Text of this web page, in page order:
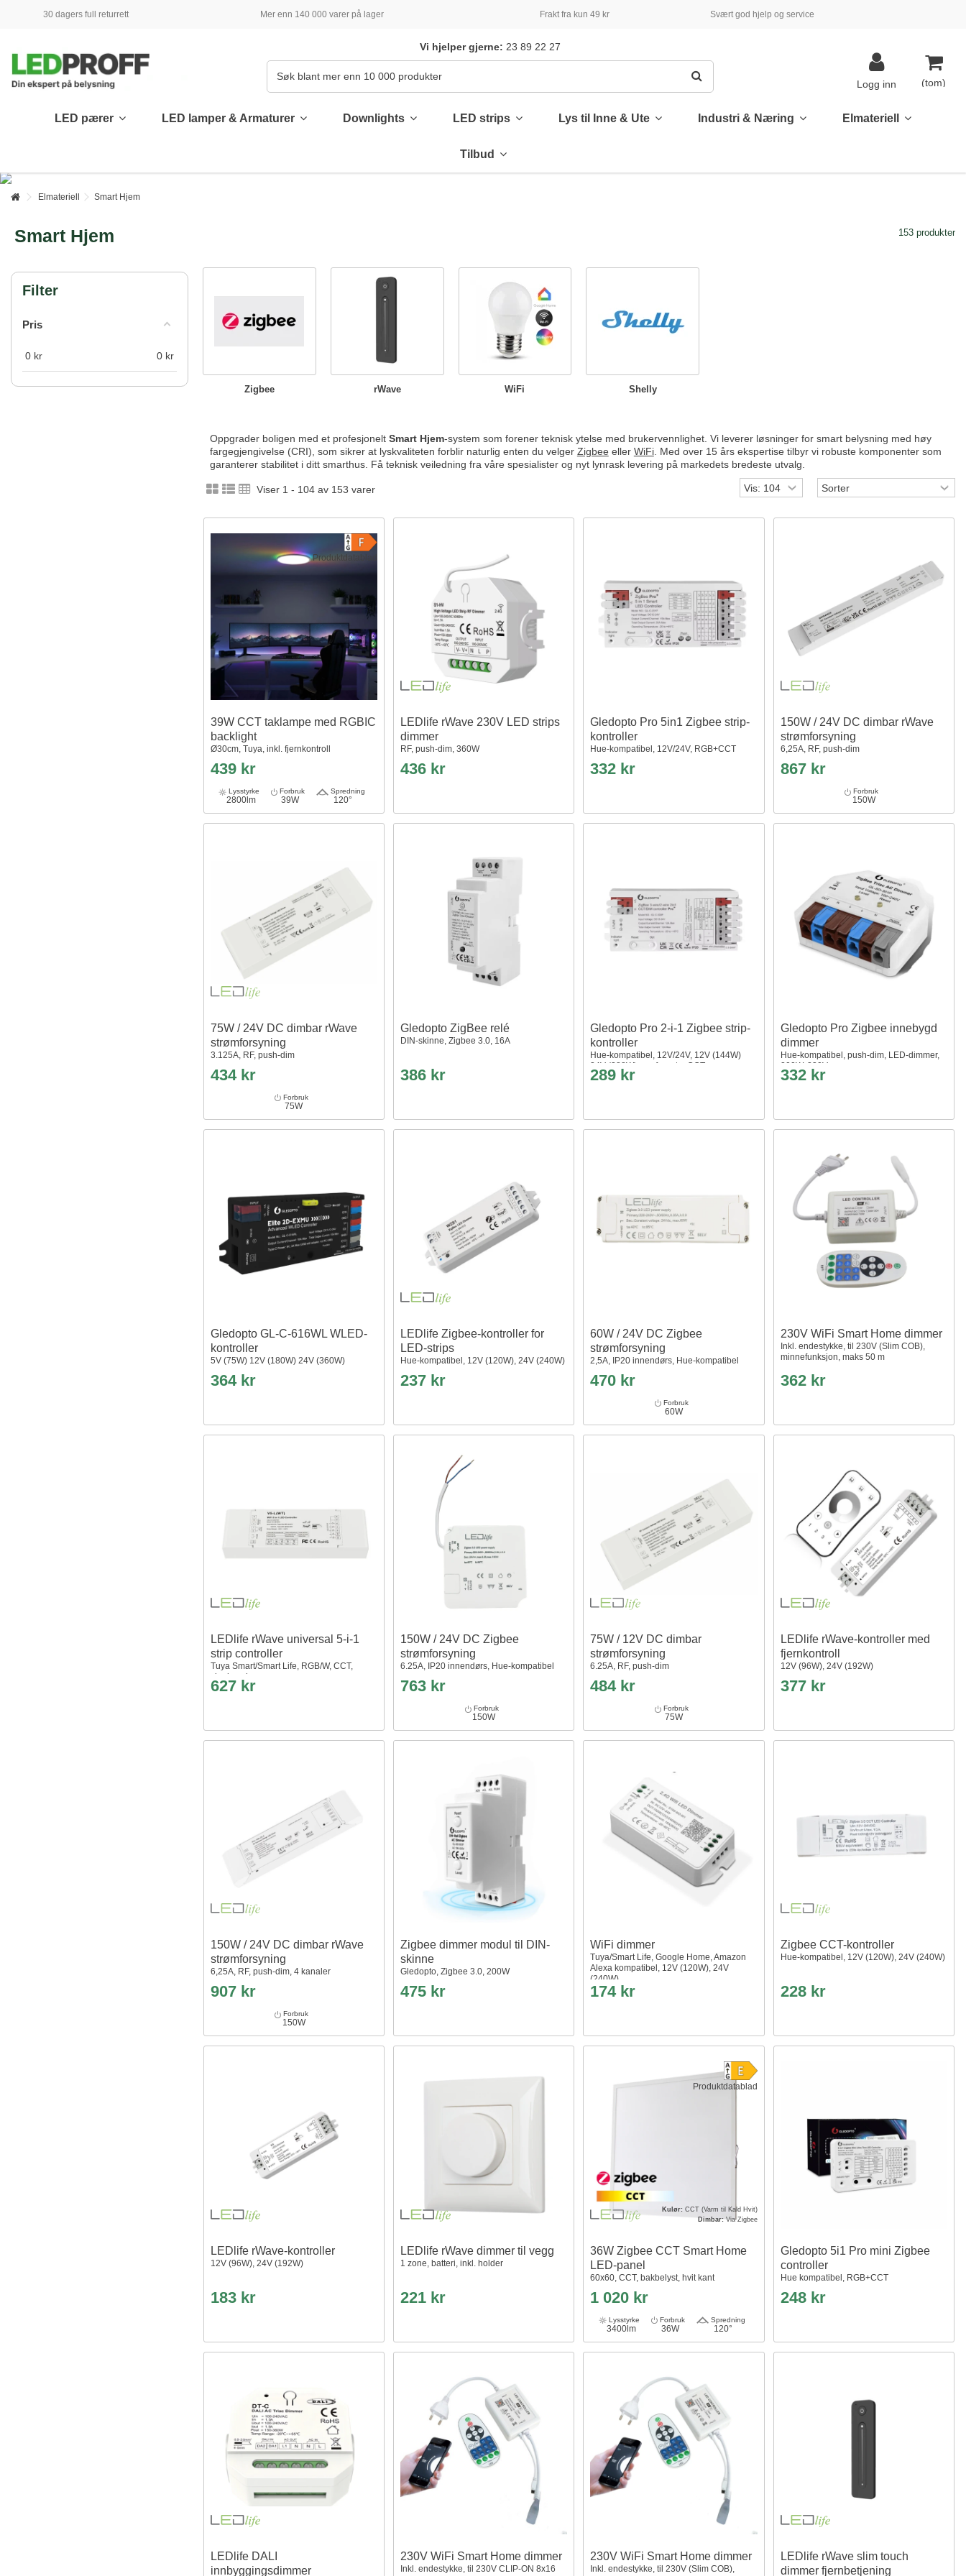
30 dagers full returrett Mer enn 140 000 varer på lager Frakt fra kun 49 kr Svært god hjelp og service
Vi hjelper gjerne: 23 89 22 27
(tom)
Logg inn
LED pærer LED lamper & Armaturer Downlights LED strips Lys til Inne & Ute Industri & Næring Elmateriell
Tilbud
Elmateriell Smart Hjem
Smart Hjem 153 produkter
Zigbee rWave WiFi Shelly
Oppgrader boligen med et profesjonelt Smart Hjem-system som forener teknisk ytelse med brukervennlighet. Vi leverer løsninger for smart belysning med høy
fargegjengivelse (CRI), som sikrer at lyskvaliteten forblir naturlig enten du velger Zigbeeeller WiFi. Med over 15 års ekspertise tilbyr vi robuste komponenter som
garanterer stabilitet i ditt smarthus. Få teknisk veiledning fra våre spesialister og nyt lynrask levering på markedets bredeste utvalg.
Viser 1 - 104 av 153 varer
Produktdatablad
39W CCT taklampe med RGBIC
backlight
Ø30cm, Tuya, inkl. fjernkontroll
439 kr
Lysstyrke
2800lm
Forbruk
39W
Spredning
120°
LEDlife rWave 230V LED strips
dimmer
RF, push-dim, 360W
436 kr
Gledopto Pro 5in1 Zigbee strip-
kontroller
Hue-kompatibel, 12V/24V, RGB+CCT
332 kr
150W / 24V DC dimbar rWave
strømforsyning
6,25A, RF, push-dim
867 kr
Forbruk
150W
75W / 24V DC dimbar rWave
strømforsyning
3.125A, RF, push-dim
434 kr
Forbruk
75W
Gledopto ZigBee relé
DIN-skinne, Zigbee 3.0, 16A
386 kr
Gledopto Pro 2-i-1 Zigbee strip-
kontroller
Hue-kompatibel, 12V/24V, 12V (144W)
24V (288W), ensfarget + CCT
289 kr
Gledopto Pro Zigbee innebygd
dimmer
Hue-kompatibel, push-dim, LED-dimmer,
200W, 230V
332 kr
Gledopto GL-C-616WL WLED-
kontroller
5V (75W) 12V (180W) 24V (360W)
364 kr
LEDlife Zigbee-kontroller for
LED-strips
Hue-kompatibel, 12V (120W), 24V (240W)
237 kr
60W / 24V DC Zigbee
strømforsyning
2,5A, IP20 innendørs, Hue-kompatibel
470 kr
Forbruk
60W
230V WiFi Smart Home dimmer
Inkl. endestykke, til 230V (Slim COB),
minnefunksjon, maks 50 m
362 kr
LEDlife rWave universal 5-i-1
strip controller
Tuya Smart/Smart Life, RGB/W, CCT,
single color
627 kr
150W / 24V DC Zigbee
strømforsyning
6.25A, IP20 innendørs, Hue-kompatibel
763 kr
Forbruk
150W
75W / 12V DC dimbar
strømforsyning
6.25A, RF, push-dim
484 kr
Forbruk
75W
LEDlife rWave-kontroller med
fjernkontroll
12V (96W), 24V (192W)
377 kr
150W / 24V DC dimbar rWave
strømforsyning
6,25A, RF, push-dim, 4 kanaler
907 kr
Forbruk
150W
Zigbee dimmer modul til DIN-
skinne
Gledopto, Zigbee 3.0, 200W
475 kr
WiFi dimmer
Tuya/Smart Life, Google Home, Amazon
Alexa kompatibel, 12V (120W), 24V
(240W)
174 kr
Zigbee CCT-kontroller
Hue-kompatibel, 12V (120W), 24V (240W)
228 kr
LEDlife rWave-kontroller
12V (96W), 24V (192W)
183 kr
LEDlife rWave dimmer til vegg
1 zone, batteri, inkl. holder
221 kr
Produktdatablad
Kulør: CCT (Varm til Kald Hvit)
Dimbar:Via Zigbee
36W Zigbee CCT Smart Home
LED-panel
60x60, CCT, bakbelyst, hvit kant
1 020 kr
Lysstyrke
3400lm
Forbruk
36W
Spredning
120°
Gledopto 5i1 Pro mini Zigbee
controller
Hue kompatibel, RGB+CCT
248 kr
LEDlife DALI
innbyggingsdimmer
230V WiFi Smart Home dimmer
Inkl. endestykke, til 230V CLIP-ON 8x16
230V WiFi Smart Home dimmer
Inkl. endestykke, til 230V (Slim COB),
LEDlife rWave slim touch
dimmer fjernbetjening
Filter
Pris
0 kr 0kr